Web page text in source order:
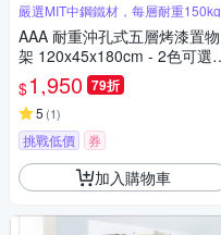
嚴選MIT中鋼鐵材，每層耐重150kg
AAA 耐重沖孔式五層烤漆置物
架 120x45x180cm - 2色可選
鐵力士架/沖孔架/收納架
$1,950 79折
5 (1)
挑戰低價 券
加入購物車